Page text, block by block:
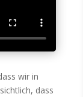
wir in
dass